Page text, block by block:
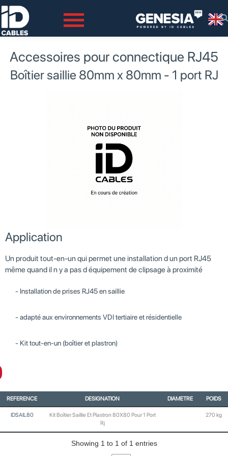
ID CABLES
Accessoires pour connectique RJ45
Boîtier saillie 80mm x 80mm - 1 port RJ
Application
Un produit tout-en-un qui permet une installation d un port RJ45
même quand il n y a pas d équipement de clipsage à proximité
Installation de prises RJ45 en saillie
adapté aux environnements VDI tertiaire et résidentielle
Kit tout-en-un (boîtier et plastron)
REFERENCE DESIGNATION DIAMETRE POIDS
IDSAIL80
Kit Boîtier Saillie Et Plastron 80X80 Pour 1 Port
Rj
270 kg
Showing 1 to 1 of 1 entries